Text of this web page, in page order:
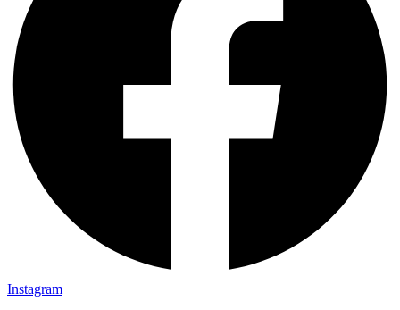
Instagram